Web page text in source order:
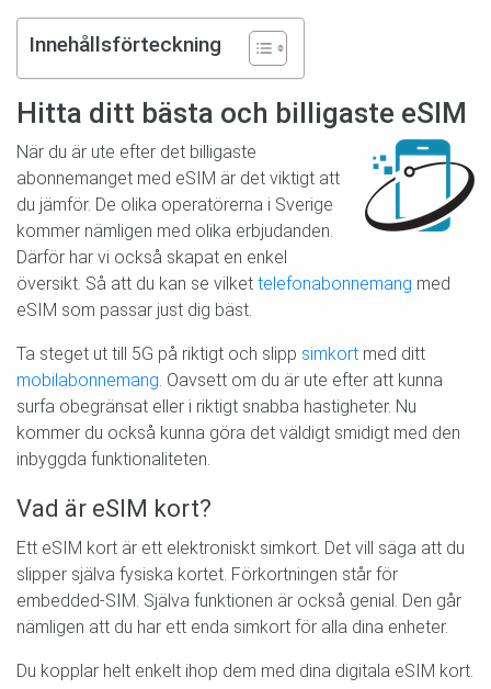
Innehållsförteckning
Hitta ditt bästa och billigaste eSIM
När du är ute efter det billigaste
abonnemanget med eSIM är det viktigt att
du jämför. De olika operatörerna i Sverige
kommer nämligen med olika erbjudanden.
Därför har vi också skapat en enkel
översikt. Så att du kan se vilket telefonabonnemang med
eSIM som passar just dig bäst.
Ta steget ut till 5G på riktigt och slipp simkort med ditt
mobilabonnemang. Oavsett om du är ute efter att kunna
surfa obegränsat eller i riktigt snabba hastigheter. Nu
kommer du också kunna göra det väldigt smidigt med den
inbyggda funktionaliteten.
Vad är eSIM kort?
Ett eSIM kort är ett elektroniskt simkort. Det vill säga att du
slipper själva fysiska kortet. Förkortningen står för
embedded-SIM. Själva funktionen är också genial. Den går
nämligen att du har ett enda simkort för alla dina enheter.
Du kopplar helt enkelt ihop dem med dina digitala eSIM kort.